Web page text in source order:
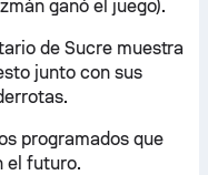
ganó el juego).
de Sucre muestra
junto con sus
programados que
el futuro.